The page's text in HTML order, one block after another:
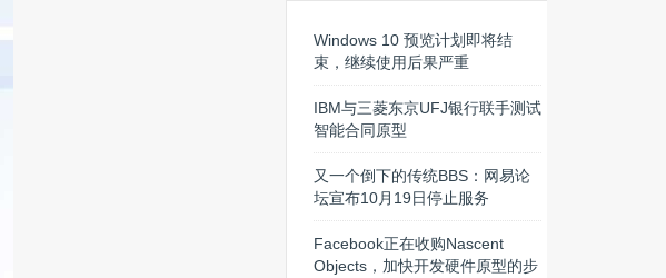
Windows 10 预览计划即将结
束，继续使用后果严重
IBM与三菱东京UFJ银行联手测试
智能合同原型
又一个倒下的传统BBS：网易论
坛宣布10月19日停止服务
Facebook正在收购Nascent
Objects，加快开发硬件原型的步